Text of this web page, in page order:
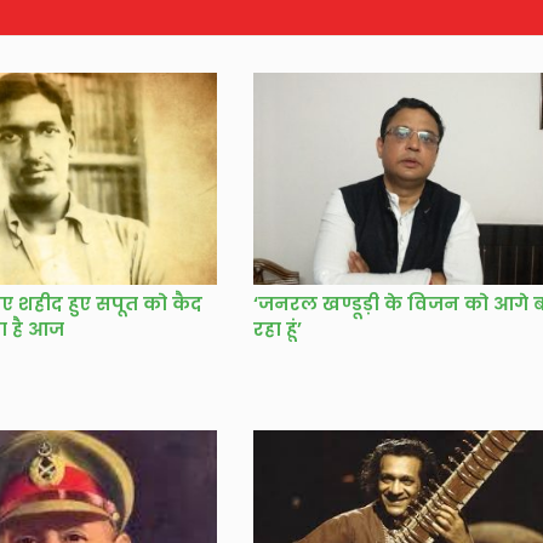
शहीद हुए सपूत को कैद
है आज
‘जनरल खण्डूड़ी के विजन को आगे
रहा हूं’